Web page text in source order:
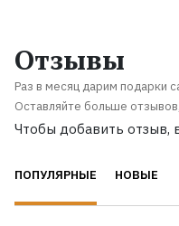
Отзывы
Раз в месяц дарим подарки
Оставляйте больше
Чтобы добавить отзыв,
ПОПУЛЯРНЫЕ НОВЫЕ